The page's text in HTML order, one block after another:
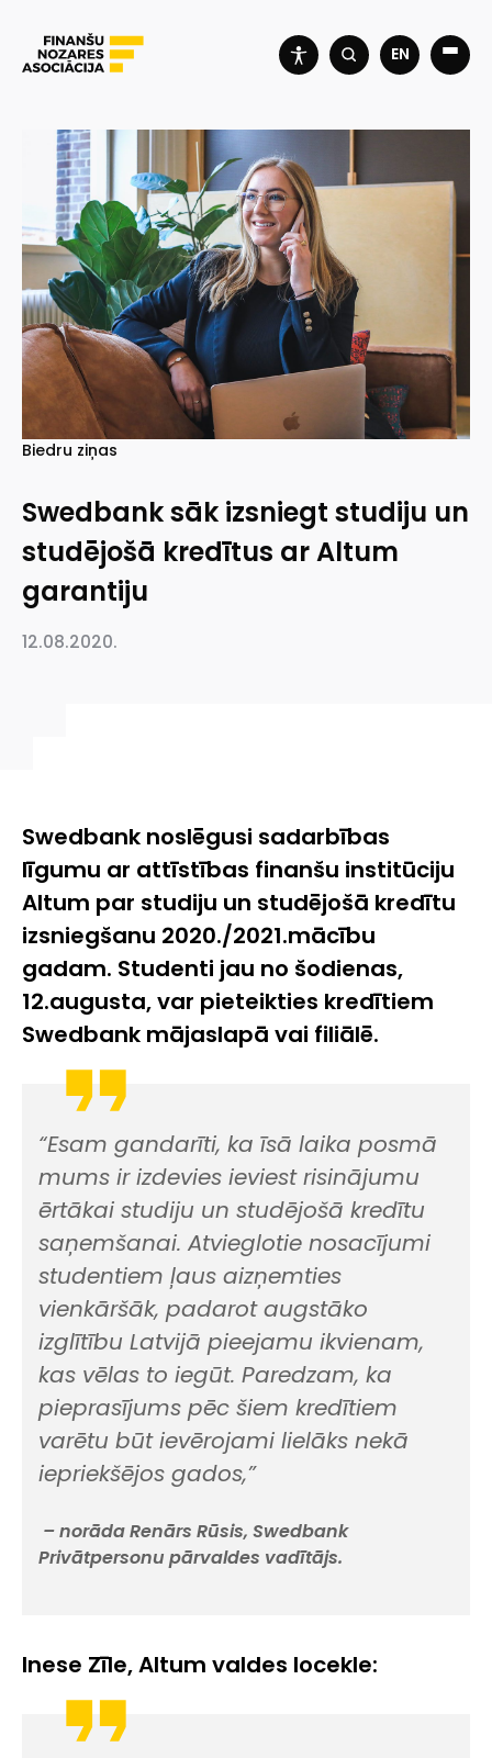
EN
Biedru ziņas
Swedbank sāk izsniegt studiju un
studējošā kredītus ar Altum
garantiju
12.08.2020.
Swedbank noslēgusi sadarbības
līgumu ar attīstības finanšu institūciju
Altum par studiju un studējošā kredītu
izsniegšanu 2020./2021.mācību
gadam. Studenti jau no šodienas,
12.augusta, var pieteikties kredītiem
Swedbank mājaslapā vai filiālē.
“Esam gandarīti, ka īsā laika posmā
mums ir izdevies ieviest risinājumu
ērtākai studiju un studējošā kredītu
saņemšanai. Atvieglotie nosacījumi
studentiem ļaus aizņemties
vienkāršāk, padarot augstāko
izglītību Latvijā pieejamu ikvienam,
kas vēlas to iegūt. Paredzam, ka
pieprasījums pēc šiem kredītiem
varētu būt ievērojami lielāks nekā
iepriekšējos gados,”
– norāda Renārs Rūsis, Swedbank
Privātpersonu pārvaldes vadītājs.
Inese Zīle, Altum valdes locekle: